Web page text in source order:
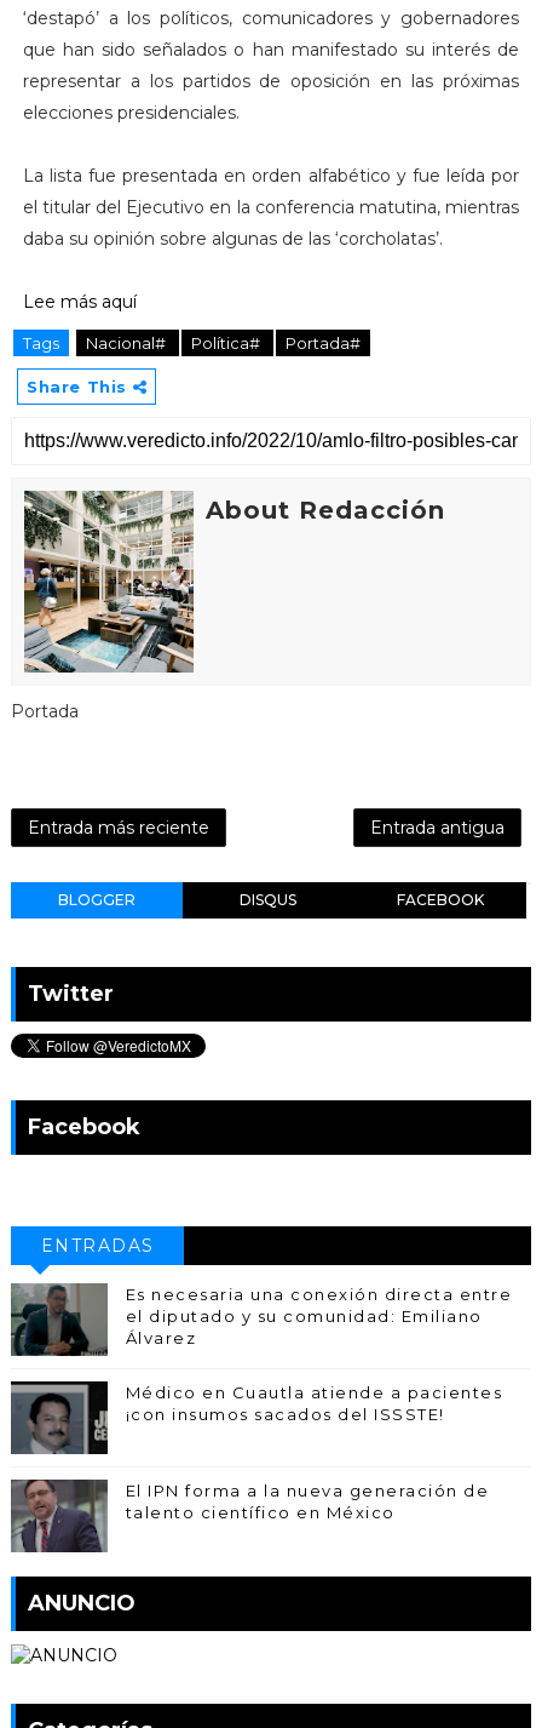
‘destapó’ a los políticos, comunicadores y gobernadores
que han sido señalados o han manifestado su interés de
representar a los partidos de oposición en las próximas
elecciones presidenciales.
La lista fue presentada en orden alfabético y fue leída por
el titular del Ejecutivo en la conferencia matutina, mientras
daba su opinión sobre algunas de las ‘corcholatas’.
Lee más aquí
Tags Nacional# Política# Portada#
Share This
About Redacción
Portada
Entrada más reciente Entrada antigua
BLOGGER DISQUS FACEBOOK
Twitter
Facebook
ENTRADAS
POPULARESEs necesaria una conexión directa entre
el diputado y su comunidad: Emiliano
Álvarez
Médico en Cuautla atiende a pacientes
¡con insumos sacados del ISSSTE!
El IPN forma a la nueva generación de
talento científico en México
ANUNCIO